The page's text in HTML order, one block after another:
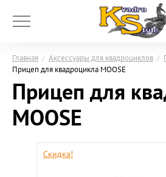
Главная / Аксессуары для квадроциклов /
Прицеп для квадроцикла MOOSE
Прицеп для
MOOSE
Скидка!